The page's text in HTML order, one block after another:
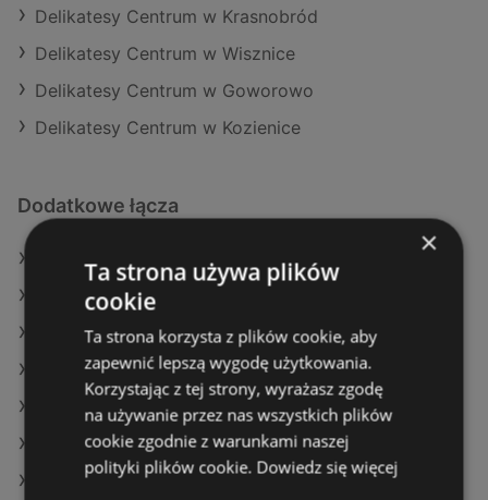
Delikatesy Centrum w Krasnobród
Delikatesy Centrum w Wisznice
Delikatesy Centrum w Goworowo
Delikatesy Centrum w Kozienice
Dodatkowe łącza
Oferty Delikatesy Centrum
Oferty Dealz
Oferty Gram Market
Aktualne gazetki Selgros
Aktualne gazetki Żabka
Aktualne gazetki Lidl
Aktualne gazetki Makro
×
Ta strona używa plików
cookie
Ta strona korzysta z plików cookie, aby
zapewnić lepszą wygodę użytkowania.
Korzystając z tej strony, wyrażasz zgodę
na używanie przez nas wszystkich plików
cookie zgodnie z warunkami naszej
polityki plików cookie. Dowiedz się więcej